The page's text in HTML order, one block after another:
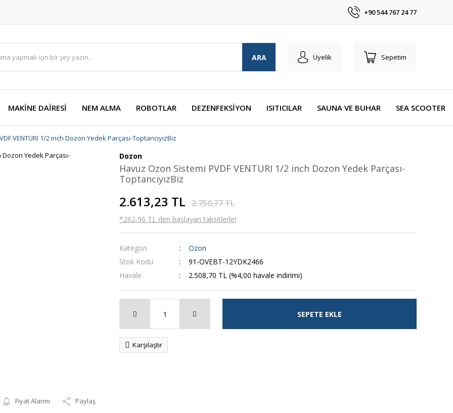
+90 544 767 24 77
ARA Üyelik Sepetim
MAKİNE DAİRESİ NEM ALMA ROBOTLAR DEZENFEKSİYON ISITICILAR SAUNA VE BUHAR SEA SCOOTER
VENTURI 1/2 inch Dozon Yedek Parçası-ToptancıyızBiz
Fiyat Alarmı Paylaş
Dozon
Havuz Ozon Sistemi PVDF VENTURI 1/2 inch Dozon Yedek Parçası-
ToptancıyızBiz
2.613,23 TL 2.750,77 TL
*262,96 TL den başlayan taksitlerle!
Kategori
Ozon
Stok Kodu
91-OVEBT-12YDK2466
Havale
2.508,70 TL (%4,00 havale indirimi)
SEPETE EKLE
Karşılaştır